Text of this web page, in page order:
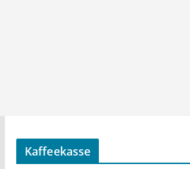
Kaffeekasse